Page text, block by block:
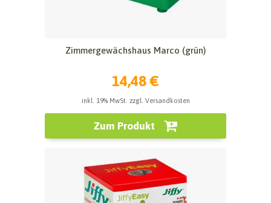
Zimmergewächshaus Marco (grün)
14,48 €
inkl. 19% MwSt. zzgl. Versandkosten
Zum Produkt